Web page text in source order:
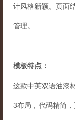
计风格新颖。页面
管理。
模板特点：
这款中英双语油漆
3布局，代码精简